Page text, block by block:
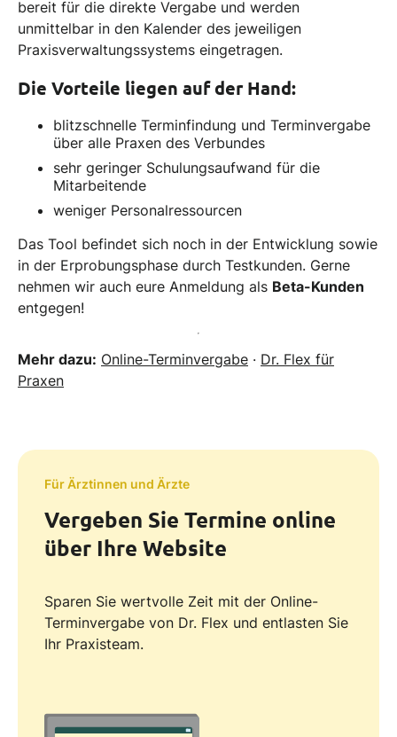
bereit für die direkte Vergabe und werden
unmittelbar in den Kalender des jeweiligen
Praxisverwaltungssystems eingetragen.
Die Vorteile liegen auf der Hand:
blitzschnelle Terminfindung und Terminvergabe
über alle Praxen des Verbundes
sehr geringer Schulungsaufwand für die
Mitarbeitende
weniger Personalressourcen
Das Tool befindet sich noch in der Entwicklung sowie
in der Erprobungsphase durch Testkunden. Gerne
nehmen wir auch eure Anmeldung als Beta-Kunden
entgegen!
Mehr dazu: Online-Terminvergabe · Dr. Flex für
Praxen
Für Ärztinnen und Ärzte
Vergeben Sie Termine online
über Ihre Website
Sparen Sie wertvolle Zeit mit der Online-
Terminvergabe von Dr. Flex und entlasten Sie
Ihr Praxisteam.